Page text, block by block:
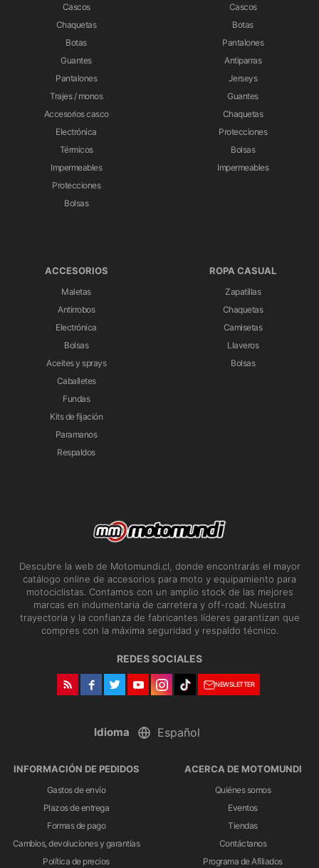
Cascos
Chaquetas
Botas
Guantes
Pantalones
Trajes / monos
Accesorios casco
Electrónica
Térmicos
Impermeables
Protecciones
Bolsas
Cascos
Botas
Pantalones
Antiparras
Jerseys
Guantes
Chaquetas
Protecciones
Bolsas
Impermeables
ACCESORIOS
Maletas
Antirrobos
Electrónica
Bolsas
Aceites y sprays
Caballetes
Fundas
Kits de fijación
Paramanos
Respaldos
ROPA CASUAL
Zapatillas
Chaquetas
Camisetas
Llaveros
Bolsas
Descubre la web de Motomundi.cl, donde encontrarás el mayor
catálogo online de accesorios para moto y equipamiento para
motociclistas. Contamos con un amplio stock de las mejores
marcas en indumentaria de carretera y off-road. Nuestra
trayectoria y la confianza de fabricantes líderes garantizan que
compres con la máxima seguridad y respaldo técnico.
REDES SOCIALES
NEWSLETTER
Idioma
INFORMACIÓN DE PEDIDOS
Gastos de envío
Plazos de entrega
Formas de pago
Cambios, devoluciones y garantías
Política de precios
ACERCA DE MOTOMUNDI
Quiénes somos
Eventos
Tiendas
Contáctanos
Programa de Afiliados